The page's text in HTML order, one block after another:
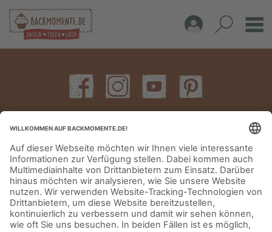
IMPRESSUM DATENSCHUTZERKLÄRUNG AGB KONTAKT